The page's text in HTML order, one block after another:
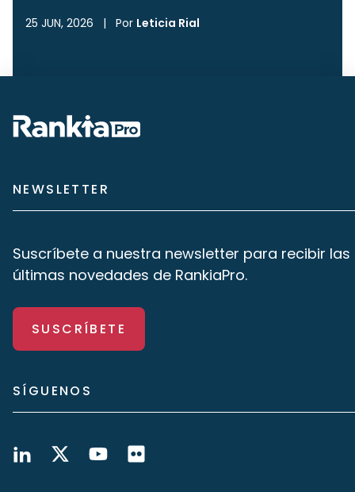
25 JUN, 2026 | Por Leticia Rial
NEWSLETTER
Suscríbete a nuestra newsletter para recibir las
últimas novedades de RankiaPro.
SUSCRÍBETE
SÍGUENOS